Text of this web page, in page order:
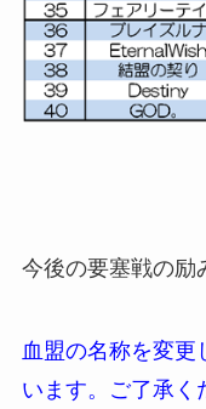
今後の要塞戦の励
血盟の名称を変更
います。ご了承く